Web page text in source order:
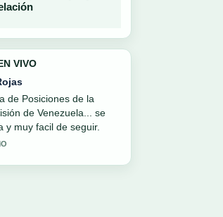
VIVO
de verificacion sobre
Precios,
Duración. Mas medios
asi.